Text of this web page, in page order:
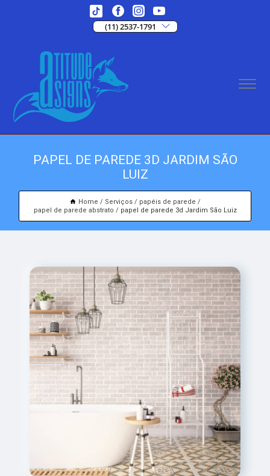
(11) 2537-1791
PAPEL DE PAREDE 3D JARDIM SÃO
LUIZ
Home Serviços
papéis de parede
papel de parede abstrato
papel de parede 3d Jardim São Luiz